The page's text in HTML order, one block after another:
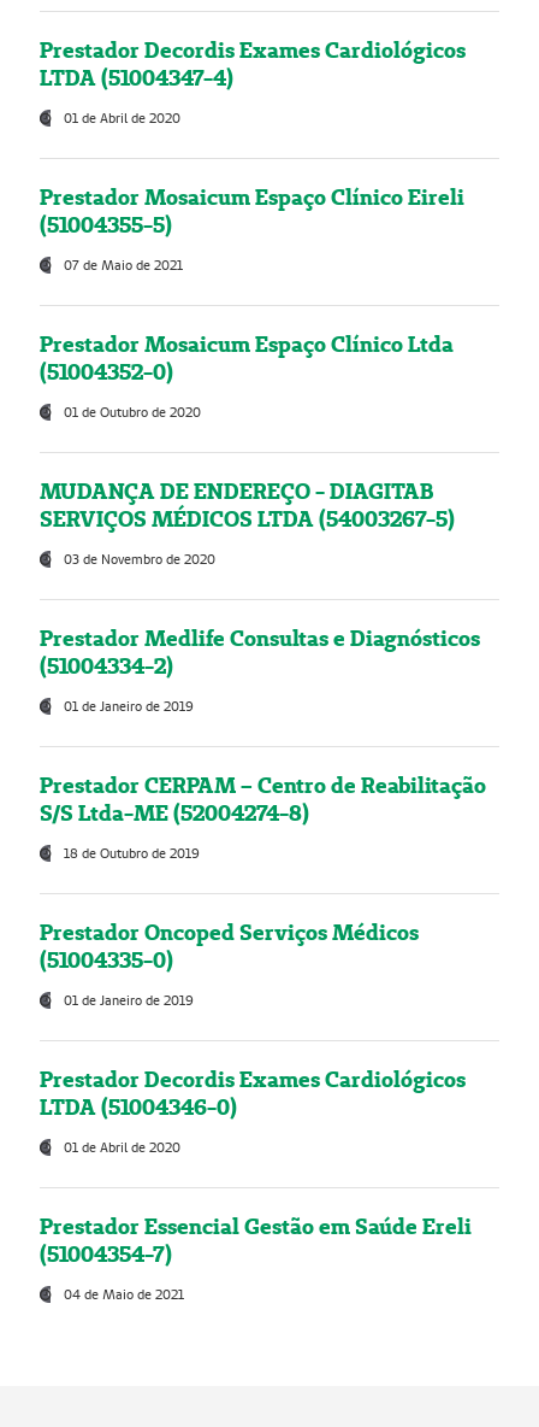
Prestador Decordis Exames Cardiológicos
LTDA (51004347-4)
01 de Abril de 2020
Prestador Mosaicum Espaço Clínico Eireli
(51004355-5)
07 de Maio de 2021
Prestador Mosaicum Espaço Clínico Ltda
(51004352-0)
01 de Outubro de 2020
MUDANÇA DE ENDEREÇO - DIAGITAB
SERVIÇOS MÉDICOS LTDA (54003267-5)
03 de Novembro de 2020
Prestador Medlife Consultas e Diagnósticos
(51004334-2)
01 de Janeiro de 2019
Prestador CERPAM – Centro de Reabilitação
S/S Ltda-ME (52004274-8)
18 de Outubro de 2019
Prestador Oncoped Serviços Médicos
(51004335-0)
01 de Janeiro de 2019
Prestador Decordis Exames Cardiológicos
LTDA (51004346-0)
01 de Abril de 2020
Prestador Essencial Gestão em Saúde Ereli
(51004354-7)
04 de Maio de 2021